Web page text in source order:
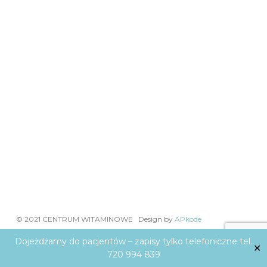
Dojeżdżamy do pacjentów – zapisy tylko telefoniczne tel.
720 994 839
✕
© 2021 CENTRUM WITAMINOWE Design by APkode
facebooklinkedininstagram